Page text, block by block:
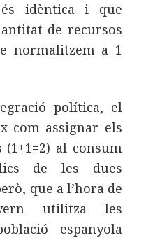
idèntica i que
de recursos
normalitzem a 1
política, el
com assignar els
al consum
de les dues
que a l’hora de
utilitza les
espanyola